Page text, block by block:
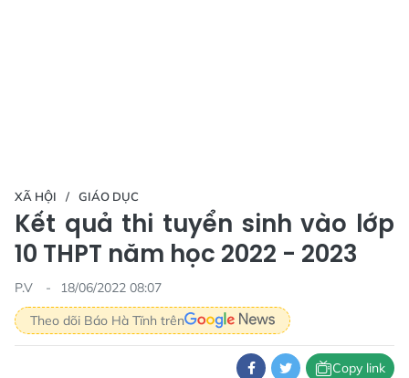
XÃ HỘI GIÁO DỤC
Kết quả thi tuyển sinh vào lớp
10 THPT năm học 2022 - 2023
P.V
18/06/2022 08:07
Theo dõi Báo Hà Tĩnh trên
Copy link